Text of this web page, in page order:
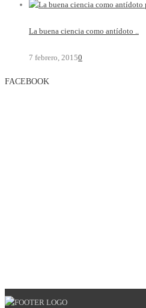
La buena ciencia como antídoto ..
7 febrero, 20150
FACEBOOK